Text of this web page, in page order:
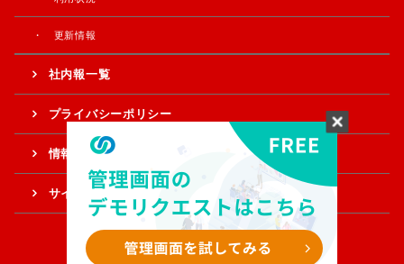
更新情報
社内報一覧
プライバシーポリシー
情報提供・ご意見
サイトマップ
Copyright © Sample Corporation. All Rights Reserved.